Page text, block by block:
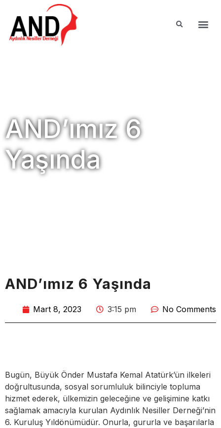
AND’ımız 6
Yaşında
AND’ımız 6 Yaşında
Mart 8, 2023 3:15 pm No Comments
Bugün, Büyük Önder Mustafa Kemal Atatürk’ün ilkeleri
doğrultusunda, sosyal sorumluluk bilinciyle topluma
hizmet ederek, ülkemizin geleceğine ve gelişimine katkı
sağlamak amacıyla kurulan Aydınlık Nesiller Derneği’nin
6. Kuruluş Yıldönümüdür. Onurla, gururla ve başarılarla